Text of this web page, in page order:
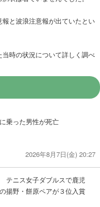
と波浪注意報が出ていたとい
時の状況について詳しく調べ
乗った男性が死亡
2026年8月7日(金) 20:27
テニス女子ダブルスで鹿児
揚野・餅原ペアが３位入賞